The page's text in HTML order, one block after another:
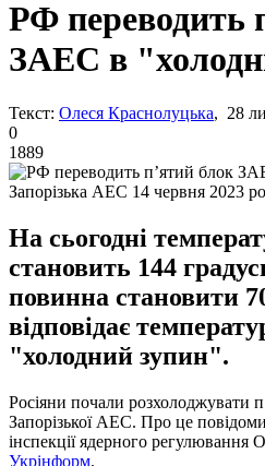
РФ переводить
ЗАЕС в
Текст: Олеся Краснолуцька, 28
0
1889
Запорізька АЕС 14 червня 2023
На сьогодні
становить 144
повинна становити
відповідає
"холодний зупин".
Росіяни почали розхолоджувати
Запорізької АЕС. Про це
інспекції ядерного регулювання
Укрінформ.